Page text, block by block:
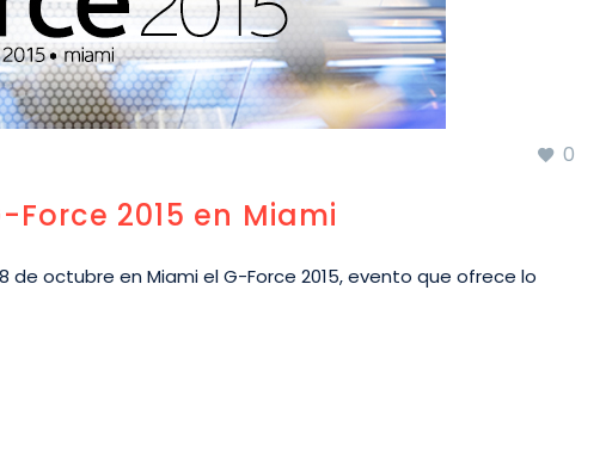
0
2015 en Miami
de octubre en Miami el G-Force 2015, evento que ofrece lo